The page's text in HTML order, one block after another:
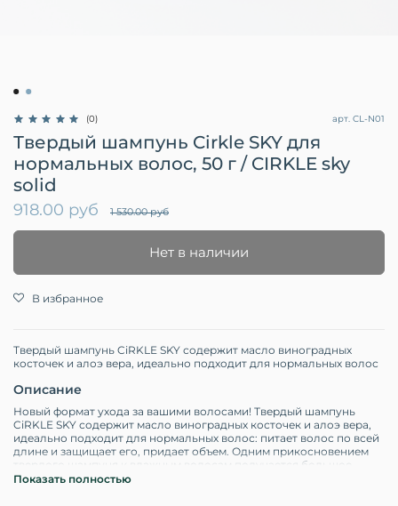
(0) арт. CL-N01
Твердый шампунь Cirkle SKY для
нормальных волос, 50 г / CIRKLE sky
solid
918.00 руб 1 530.00 руб
Нет в наличии
В избранное
Твердый шампунь CiRKLE SKY содержит масло виноградных
косточек и алоэ вера, идеально подходит для нормальных волос
Описание
Новый формат ухода за вашими волосами! Твердый шампунь
CiRKLE SKY содержит масло виноградных косточек и алоэ вера,
идеально подходит для нормальных волос: питает волос по всей
длине и защищает его, придает объем. Одним прикосновением
твердого шампуня к влажным волосам получается большое
количество пены. Легко смывается водой и не остается на
Показать полностью